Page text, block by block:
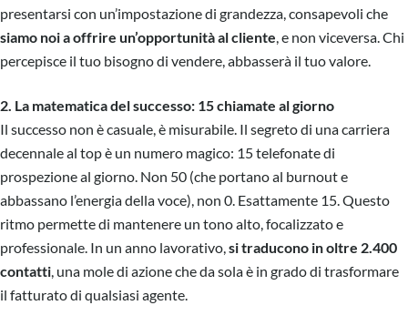
presentarsi con un’impostazione di grandezza, consapevoli che
siamo noi a offrire un’opportunità al cliente, e non viceversa. Chi
percepisce il tuo bisogno di vendere, abbasserà il tuo valore.
2. La matematica del successo: 15 chiamate al giorno
Il successo non è casuale, è misurabile. Il segreto di una carriera
decennale al top è un numero magico: 15 telefonate di
prospezione al giorno. Non 50 (che portano al burnout e
abbassano l’energia della voce), non 0. Esattamente 15. Questo
ritmo permette di mantenere un tono alto, focalizzato e
professionale. In un anno lavorativo,si traducono in oltre 2.400
contatti, una mole di azione che da sola è in grado di trasformare
il fatturato di qualsiasi agente.